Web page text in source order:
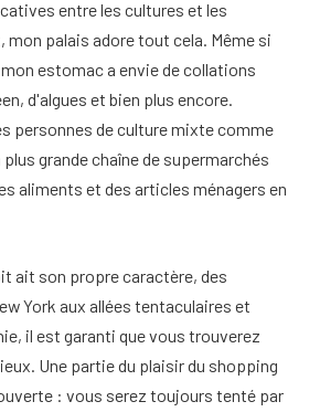
entre les cultures et les
mon palais adore tout cela. Même si
estomac a envie de collations
d'algues et bien plus encore.
personnes de culture mixte comme
grande chaîne de supermarchés
aliments et des articles ménagers en
ait son propre caractère, des
York aux allées tentaculaires et
il est garanti que vous trouverez
Une partie du plaisir du shopping
: vous serez toujours tenté par